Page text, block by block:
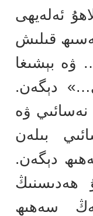
ئەلەيھى
قىلىش
ۋە بېشىغا
دېگەن.
نەسائىي ۋە
بىلەن
دېگەن.
ھەدىسنىڭ
سەھىھ